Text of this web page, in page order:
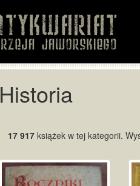
Historia
17 917 książek w tej kategorii.